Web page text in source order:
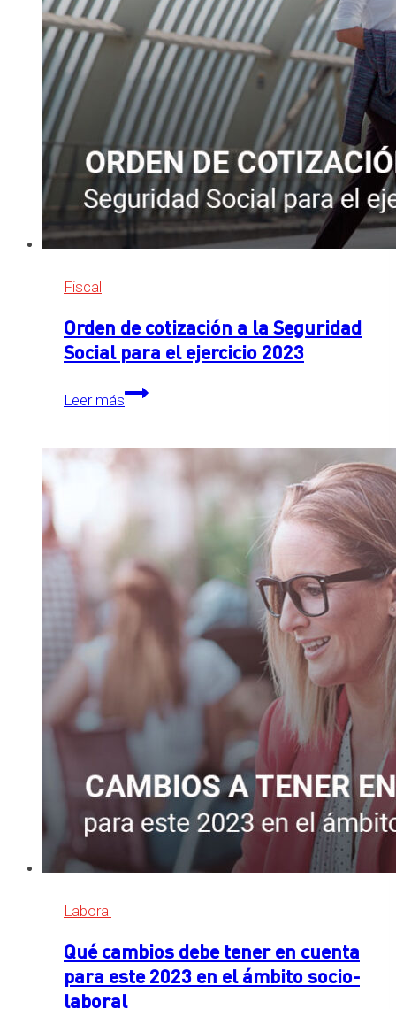
Fiscal
Orden de cotización a la Seguridad
Social para el ejercicio 2023
Leer más
Orden
de
la
Social
ejercicio
Laboral
Qué cambios debe tener en cuenta
para este 2023 en el ámbito socio-
laboral